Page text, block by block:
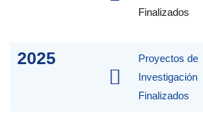
Finalizados
2025
Proyectos de
Investigación
Finalizados